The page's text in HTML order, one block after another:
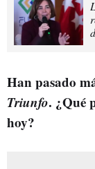
Han pasado
Triunfo. ¿Qué
hoy?